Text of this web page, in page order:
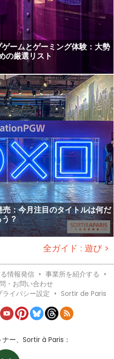
ームとゲーミング体験：大勢
の厳選リスト
：今月注目のタイトルは何だ
う？
全ガイド : 遊び >
情報発信 • 事業所を紹介する •
・お問い合わせ
ライバシー設定 • Sortir de Paris
ー、Sortir à Paris：